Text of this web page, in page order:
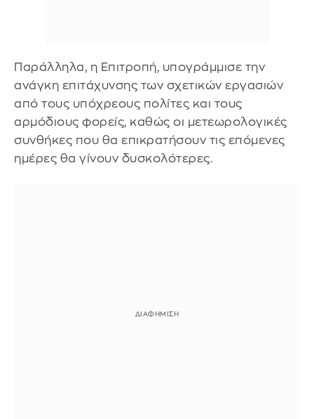
Παράλληλα, η Επιτροπή, υπογράμμισε την
ανάγκη επιτάχυνσης των σχετικών εργασιών
από τους υπόχρεους πολίτες και τους
αρμόδιους φορείς, καθώς οι μετεωρολογικές
συνθήκες που θα επικρατήσουν τις επόμενες
ημέρες θα γίνουν δυσκολότερες.